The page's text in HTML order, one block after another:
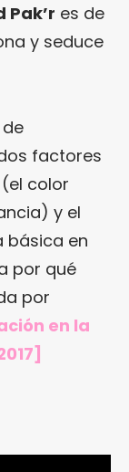
Pak’r es de
y seduce
factores
color
y el
básica en
por qué
por
en la
]